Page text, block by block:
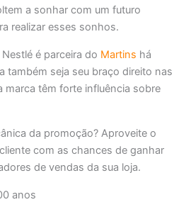
a sonhar com um futuro
realizar esses sonhos.
é parceira do Martins há
também seja seu braço direito nas
têm forte influência sobre
da promoção? Aproveite o
com as chances de ganhar
de vendas da sua loja.
anos